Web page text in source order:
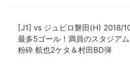
[J1] vs ジュビロ磐田(H) 2018/
最多5ゴール！満員のスタジア
粉砕 航也2ケタ＆村田BD弾